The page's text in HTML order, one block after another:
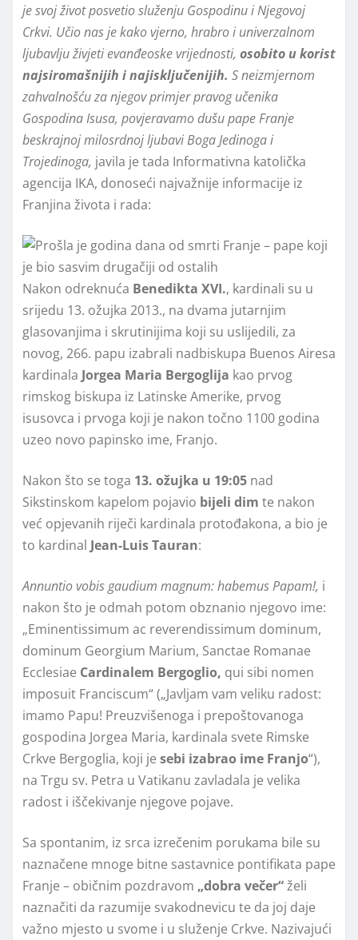
je svoj život posvetio služenju Gospodinu i Njegovoj
Crkvi. Učio nas je kako vjerno, hrabro i univerzalnom
ljubavlju živjeti evanđeoske vrijednosti, osobito u korist
najsiromašnijih i najisključenijih. S neizmjernom
zahvalnošću za njegov primjer pravog učenika
Gospodina Isusa, povjeravamo dušu pape Franje
beskrajnoj milosrdnoj ljubavi Boga Jedinoga i
Trojedinoga, javila je tada Informativna katolička
agencija IKA, donoseći najvažnije informacije iz
Franjina života i rada:
Nakon odreknuća Benedikta XVI., kardinali su u
srijedu 13. ožujka 2013., na dvama jutarnjim
glasovanjima i skrutinijima koji su uslijedili, za
novog, 266. papu izabrali nadbiskupa Buenos Airesa
kardinala Jorgea Maria Bergoglija kao prvog
rimskog biskupa iz Latinske Amerike, prvog
isusovca i prvoga koji je nakon točno 1100 godina
uzeo novo papinsko ime, Franjo.
Nakon što se toga 13. ožujka u 19:05 nad
Sikstinskom kapelom pojavio bijeli dim te nakon
već opjevanih riječi kardinala protođakona, a bio je
to kardinal Jean-Luis Tauran:
Annuntio vobis gaudium magnum: habemus Papam!, i
nakon što je odmah potom obznanio njegovo ime:
„Eminentissimum ac reverendissimum dominum,
dominum Georgium Marium, Sanctae Romanae
Ecclesiae Cardinalem Bergoglio, qui sibi nomen
imposuit Franciscum“ („Javljam vam veliku radost:
imamo Papu! Preuzvišenoga i prepoštovanoga
gospodina Jorgea Maria, kardinala svete Rimske
Crkve Bergoglia, koji je sebi izabrao ime Franjo“),
na Trgu sv. Petra u Vatikanu zavladala je velika
radost i iščekivanje njegove pojave.
Sa spontanim, iz srca izrečenim porukama bile su
naznačene mnoge bitne sastavnice pontifikata pape
Franje – običnim pozdravom „dobra večer“želi
naznačiti da razumije svakodnevicu te da joj daje
važno mjesto u svome i u služenje Crkve. Nazivajući